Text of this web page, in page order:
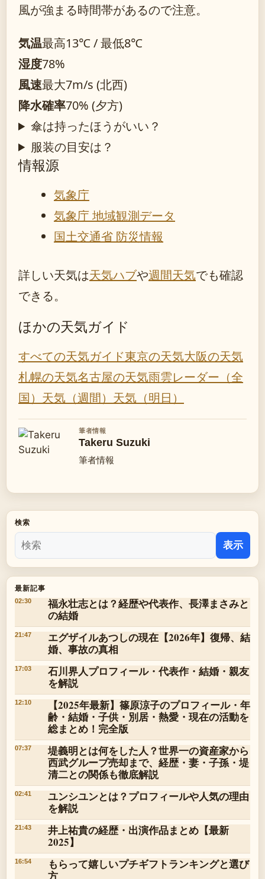
風が強まる時間帯があるので注意。
気温最高13℃ / 最低8℃
湿度78%
風速最大7m/s (北西)
降水確率70% (夕方)
傘は持ったほうがいい？
服装の目安は？
情報源
気象庁
気象庁 地域観測データ
国土交通省 防災情報
詳しい天気は天気ハブや週間天気でも確認
できる。
ほかの天気ガイド
すべての天気ガイド東京の天気大阪の天気
札幌の天気名古屋の天気雨雲レーダー（全
国） 天気（週間） 天気（明日）
筆者情報
Takeru Suzuki
筆者情報
検索
表示
最新記事
02:30
福永壮志とは？経歴や代表作、長澤まさみと
の結婚
21:47
エグザイルあつしの現在【2026年】復帰、結
婚、事故の真相
17:03
石川界人プロフィール・代表作・結婚・親友
を解説
12:10
【2025年最新】篠原涼子のプロフィール・年
齢・結婚・子供・別居・熱愛・現在の活動を
総まとめ！完全版
07:37
堤義明とは何をした人？世界一の資産家から
西武グループ売却まで、経歴・妻・子孫・堤
清二との関係も徹底解説
02:41
ユンシユンとは？プロフィールや人気の理由
を解説
21:43
井上祐貴の経歴・出演作品まとめ【最新
2025】
16:54
もらって嬉しいプチギフトランキングと選び
方